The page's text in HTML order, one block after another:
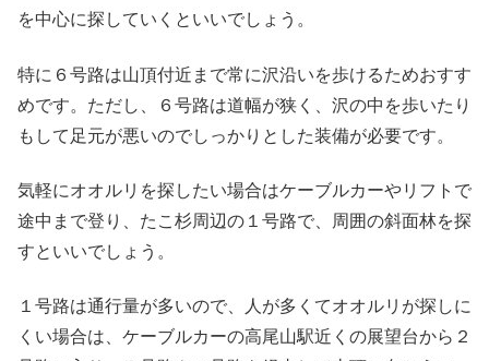
を中心に探していくといいでしょう。
特に６号路は山頂付近まで常に沢沿いを歩けるためおすす
めです。ただし、６号路は道幅が狭く、沢の中を歩いたり
もして足元が悪いのでしっかりとした装備が必要です。
気軽にオオルリを探したい場合はケーブルカーやリフトで
途中まで登り、たこ杉周辺の１号路で、周囲の斜面林を探
すといいでしょう。
１号路は通行量が多いので、人が多くてオオルリが探しに
くい場合は、ケーブルカーの高尾山駅近くの展望台から２